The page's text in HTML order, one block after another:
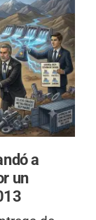
a
un